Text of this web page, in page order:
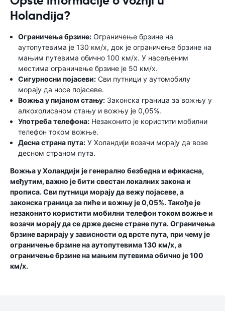
Holandija?
Ограничења брзине: Ограничење брзине на
аутопутевима је 130 км/х, док је ограничење брзине на
мањим путевима обично 100 км/х. У насељеним
местима ограничење брзине је 50 км/х.
Сигурносни појасеви: Сви путници у аутомобилу
морају да носе појасеве.
Вожња у пијаном стању: Законска граница за вожњу у
алкохолисаном стању и вожњу је 0,05%.
Употреба телефона: Незаконито је користити мобилни
телефон током вожње.
Десна страна пута: У Холандији возачи морају да возе
десном страном пута.
Вожња у Холандији је генерално безбедна и ефикасна,
међутим, важно је бити свестан локалних закона и
прописа. Сви путници морају да вежу појасеве, а
законска граница за пиће и вожњу је 0,05%. Такође је
незаконито користити мобилни телефон током вожње и
возачи морају да се држе десне стране пута. Ограничења
брзине варирају у зависности од врсте пута, при чему је
ограничење брзине на аутопутевима 130 км/х, а
ограничење брзине на мањим путевима обично је 100
км/х.